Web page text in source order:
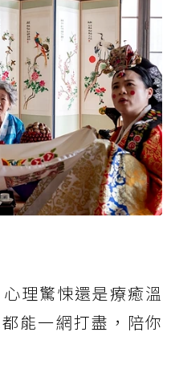
理驚悚還是療癒溫
能一網打盡，陪你